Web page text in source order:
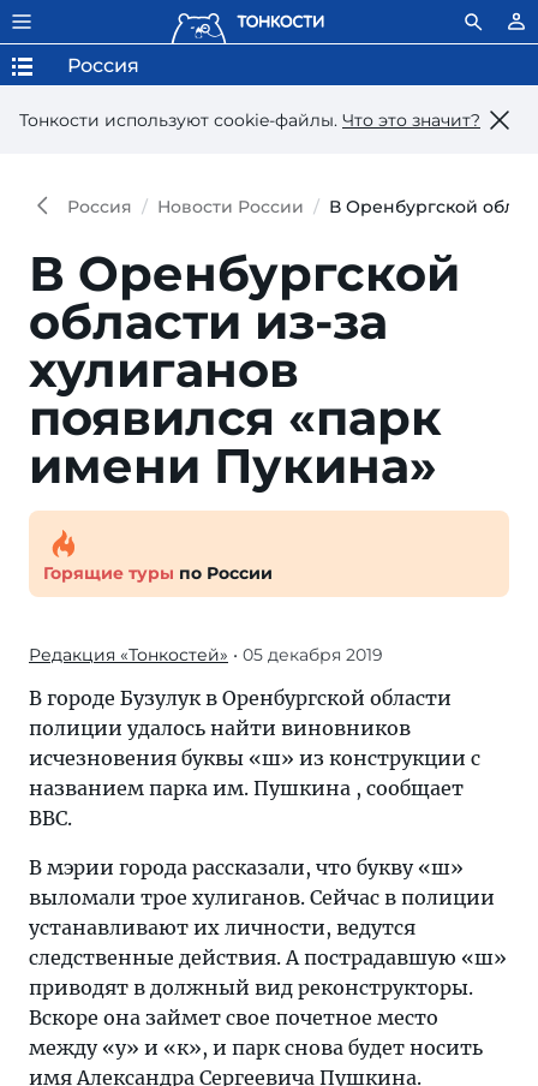
Тонкости используют сookie-файлы. Что это значит?
Россия
Россия Новости России В Оренбургской
В Оренбургской
области из-за
хулиганов
появился «парк
имени Пукина»
Горящие туры по России
Редакция «Тонкостей» • 05 декабря 2019
В городе Бузулук в Оренбургской области
полиции удалось найти виновников
исчезновения буквы «ш» из конструкции с
названием парка им. Пушкина , сообщает
BBC.
В мэрии города рассказали, что букву «ш»
выломали трое хулиганов. Сейчас в полиции
устанавливают их личности, ведутся
следственные действия. А пострадавшую «ш»
приводят в должный вид реконструкторы.
Вскоре она займет свое почетное место
между «у» и «к», и парк снова будет носить
имя Александра Сергеевича Пушкина.